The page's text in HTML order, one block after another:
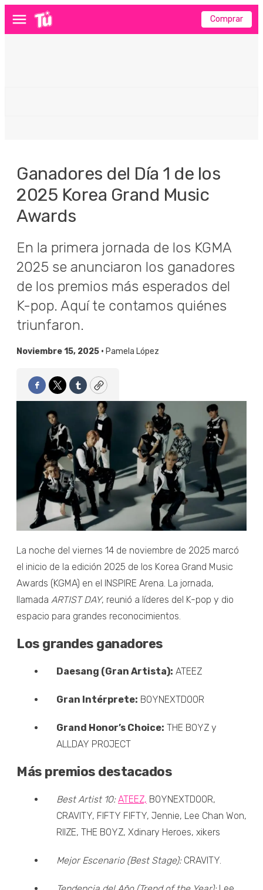
Menú Comprar
Ganadores del Día 1 de los
2025 Korea Grand Music
Awards
En la primera jornada de los KGMA
2025 se anunciaron los ganadores
de los premios más esperados del
K-pop. Aquí te contamos quiénes
triunfaron.
Noviembre 15, 2025 • Pamela López
Facebook
TwitterTumblrCopy
La noche del viernes 14 de noviembre de 2025 marcó
el inicio de la edición 2025 de los Korea Grand Music
Awards (KGMA) en el INSPIRE Arena. La jornada,
llamada ARTIST DAY, reunió a líderes del K-pop y dio
espacio para grandes reconocimientos.
Los grandes ganadores
Daesang (Gran Artista): ATEEZ
Gran Intérprete: BOYNEXTDOOR
Grand Honor’s Choice: THE BOYZ y
ALLDAY PROJECT
Más premios destacados
Best Artist 10: ATEEZ, BOYNEXTDOOR,
CRAVITY, FIFTY FIFTY, Jennie, Lee Chan Won,
RIIZE, THE BOYZ, Xdinary Heroes, xikers
Mejor Escenario (Best Stage):CRAVITY.